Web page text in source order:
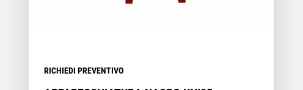
RICHIEDI PREVENTIVO